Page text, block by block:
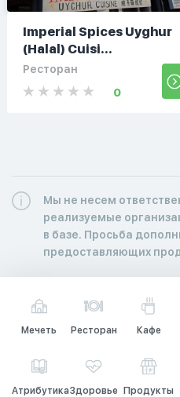
Imperial Spices Uyghur
(Halal) Cuisi...
Ресторан
0
Мы не несем
реализуемые
в базе. Просьба
предоставляющих
Мечеть Ресторан Кафе
АтрибутикаЗдоровье Продукты